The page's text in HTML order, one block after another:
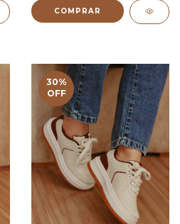
COMPRAR
30%
OFF